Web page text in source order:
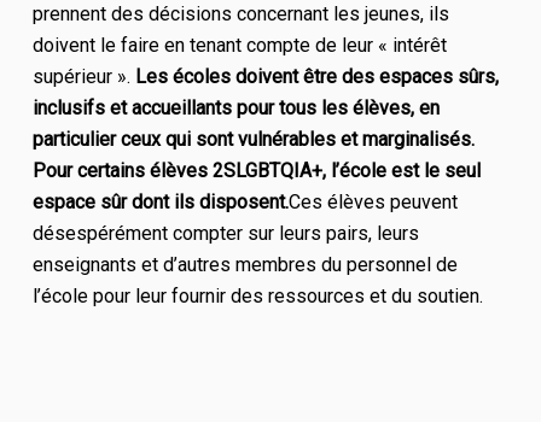
prennent des décisions concernant les jeunes, ils
doivent le faire en tenant compte de leur « intérêt
supérieur ». Les écoles doivent être des espaces sûrs,
inclusifs et accueillants pour tous les élèves, en
particulier ceux qui sont vulnérables et marginalisés.
Pour certains élèves 2SLGBTQIA+, l’école est le seul
espace sûr dont ils disposent.Ces élèves peuvent
désespérément compter sur leurs pairs, leurs
enseignants et d’autres membres du personnel de
l’école pour leur fournir des ressources et du soutien.